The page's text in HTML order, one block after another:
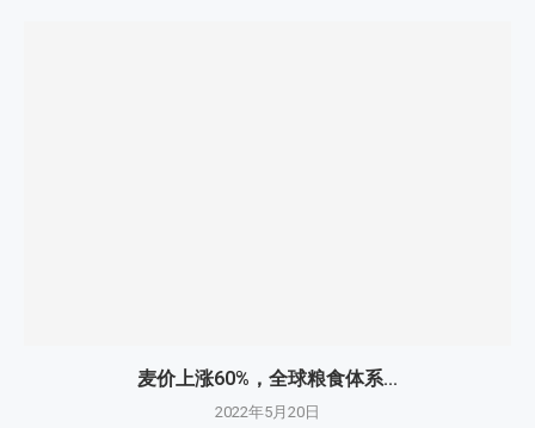
麦价上涨60%，全球粮食体系...
2022年5月20日